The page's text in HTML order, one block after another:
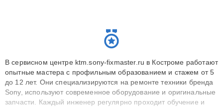
В сервисном центре ktm.sony-fixmaster.ru в Костроме работают
опытные мастера с профильным образованием и стажем от 5
до 12 лет. Они специализируются на ремонте техники бренда
Sony, используют современное оборудование и оригинальные
запчасти. Каждый инженер регулярно проходит обучение и